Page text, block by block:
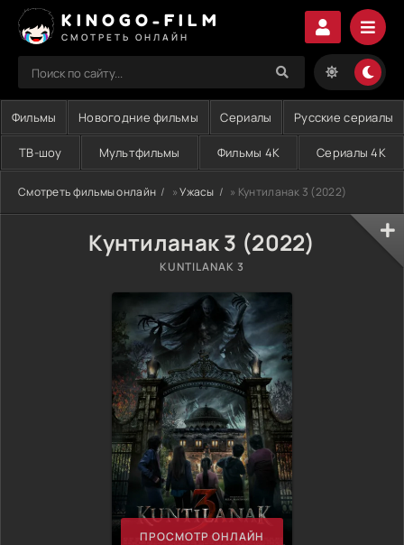
KINOGO-FILM
СМОТРЕТЬ ОНЛАЙН
Фильмы Новогодние фильмы Сериалы Русские сериалы
ТВ-шоу Мультфильмы Фильмы 4K Сериалы 4K
Смотреть фильмы онлайн »Ужасы » Кунтиланак 3 (2022)
Кунтиланак 3 (2022)
KUNTILANAK 3
ПРОСМОТР ОНЛАЙН